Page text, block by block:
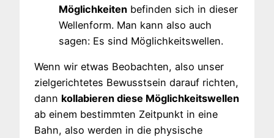
Möglichkeiten befinden sich in dieser
Wellenform. Man kann also auch
sagen: Es sind Möglichkeitswellen.
Wenn wir etwas Beobachten, also unser
zielgerichtetes Bewusstsein darauf richten,
dann kollabieren diese Möglichkeitswellen
ab einem bestimmten Zeitpunkt in eine
Bahn, also werden in die physische